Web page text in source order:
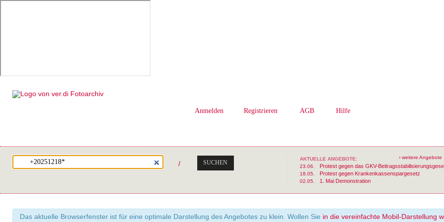
Anmelden Registrieren AGB Hilfe
/ SUCHEN
› weitere Angebote
AKTUELLE ANGEBOTE:
23.06.
Protest gegen das GKV-
18.05. Protest gegen Krankenkassenspargesetz
02.05. 1. Mai Demonstration
Das aktuelle Browserfenster ist für eine optimale Darstellung des Angebotes zu klein. Wollen Sie in die vereinfachte Mobil-Darstellung